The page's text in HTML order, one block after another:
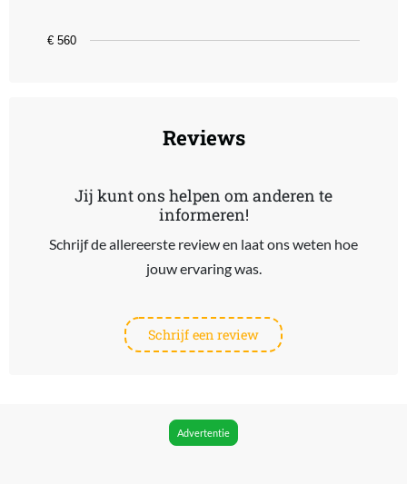
€ 560
Reviews
Jij kunt ons helpen om anderen te
informeren!
Schrijf de allereerste review en laat ons weten hoe
jouw ervaring was.
Schrijf een review
Advertentie